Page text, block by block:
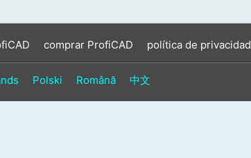
comprar ProfiCAD política de privacidad
Polski Română 中文